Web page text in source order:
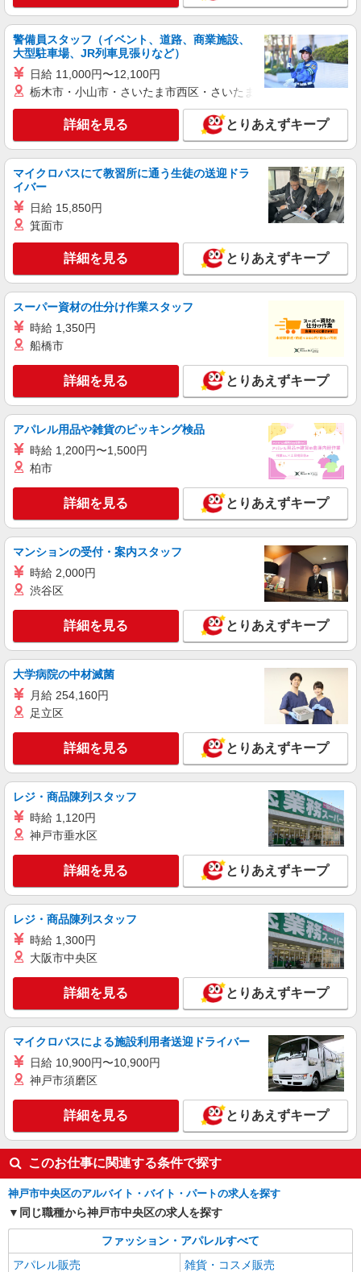
アルバイト パート
KEYUCA
家具、カーテンの販売スタッフ、雑貨・アパレ
ルの販売スタッフ
アルバイト・パート：時給1,150円〜 ※週30時
間以内勤務は1,120円
兵庫県神戸市中央区東川崎町1丁目7番2号 神
戸ハーバーランドumie ノースモール2F
キープ 詳細を見る
正社員
レイバン
販売・接客スタッフ
正社員：月給193,600円 ※経験・能力により異
用と同じです。≫ ※経験・能力により優遇しま
す。
兵庫県神戸市中央区東川崎町1丁目7番2号 神
戸ハーバーランドumie サウスモール1F
Lovetoxic（ラブトキシック）
子ども服の販売スタッフ
アルバイト：時給1,180円〜1,240円 ※試用期
兵庫県神戸市中央区東川崎町1丁目7番2号 神
戸ハーバーランドumie サウスモール4F
キープ 詳細を見る
アルバイト パート
URBAN RESEARCH DOORS
アルバイト・パート：時給1,200円
兵庫県神戸市中央区東川崎町1丁目7番2号 神
戸ハーバーランドumie サウスモール1F
キープ 詳細を見る
アルバイト パート
服の販売スタッフ
アルバイト・パート：時給1,300円〜1,550円
兵庫県神戸市中央区東川崎町1丁目7番2号 神
戸ハーバーランドumie ノースモール5F
詳細を見る
アルバイト パート
RAGEBLUE（レイジブルー）
アルバイト・パート：時給1,120円〜
兵庫県神戸市中央区東川崎町1丁目7番2号 神
戸ハーバーランドumie サウスモール1F
キープ 詳細を見る
アルバイト パート
GLOBAL WORK
アルバイト・パート：時給1,120円〜
兵庫県神戸市中央区東川崎町1丁目7番2号 神
戸ハーバーランドumie ノースモール2F
詳細を見る
警備員スタッフ（イベント、道路、商業施設、
大型駐車場、JR列車見張りなど）
日給 11,000円〜12,100円
栃木市・小山市・さいたま市西区・さいたま市岩槻区・久喜市・
詳細を見る とりあえずキープ
マイクロバスにて教習所に通う生徒の送迎ドラ
イバー
日給 15,850円
箕面市
詳細を見る とりあえずキープ
スーパー資材の仕分け作業スタッフ
時給 1,350円
船橋市
詳細を見る とりあえずキープ
アパレル用品や雑貨のピッキング検品
時給 1,200円〜1,500円
柏市
詳細を見る とりあえずキープ
マンションの受付・案内スタッフ
時給 2,000円
渋谷区
詳細を見る とりあえずキープ
大学病院の中材滅菌
月給 254,160円
足立区
詳細を見る とりあえずキープ
レジ・商品陳列スタッフ
時給 1,120円
神戸市垂水区
詳細を見る とりあえずキープ
レジ・商品陳列スタッフ
時給 1,300円
大阪市中央区
詳細を見る とりあえずキープ
マイクロバスによる施設利用者送迎ドライバー
日給 10,900円〜10,900円
神戸市須磨区
詳細を見る とりあえずキープ
このお仕事に関連する条件で探す
神戸市中央区のアルバイト・バイト・パートの求人を探す
同じ職種から神戸市中央区の求人を探す
ファッション・アパレルすべて
アパレル販売
雑貨・コスメ販売